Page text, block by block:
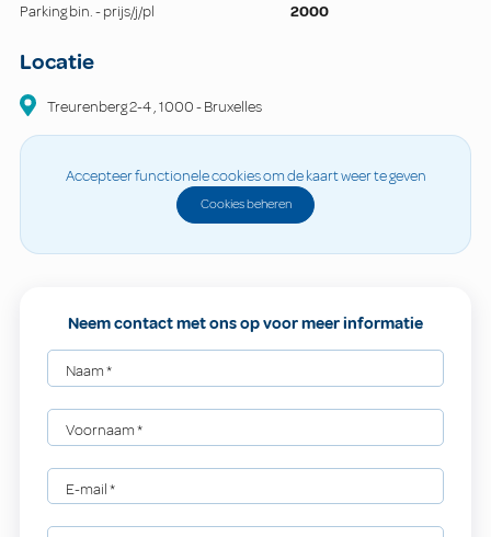
Parking bin. - prijs/j/pl 2000
Locatie
Treurenberg2-4,1000-Bruxelles
Accepteer functionele cookies om de kaart weer te geven
Cookies beheren
Neem contact met ons op voor meer informatie
Naam*
Voornaam*
E-mail*